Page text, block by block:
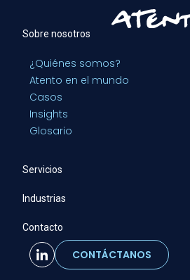
Sobre nosotros
¿Quiénes somos?
Atento en el mundo
Casos
Insights
Glosario
Servicios
Industrias
Contacto
CONTÁCTANOS